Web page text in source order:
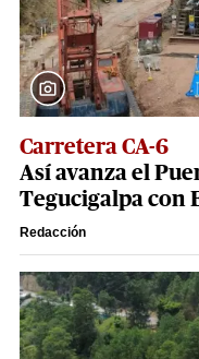
Carretera CA-6
Así avanza el
Tegucigalpa con
Redacción